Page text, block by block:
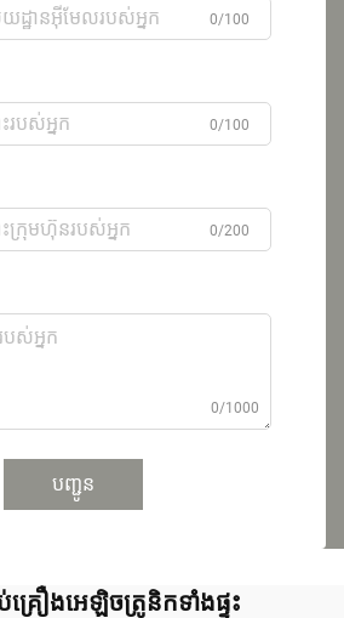
0/100
0/100
0/200
0/1000
បញ្ជូន
គ្រឿងអេឡិចត្រូនិកទាំងផ្ទះ